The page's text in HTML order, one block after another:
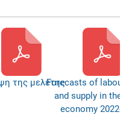
της μελέτηςForecasts of
and supply in the
economy 2022-